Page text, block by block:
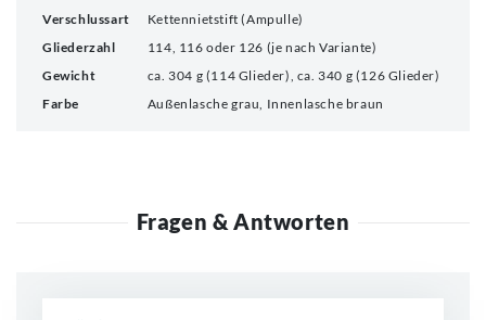
Verschlussart
Kettennietstift (Ampulle)
Gliederzahl
114, 116 oder 126 (je nach Variante)
Gewicht
ca. 304 g (114 Glieder), ca. 340 g (126 Glieder)
Farbe
Außenlasche grau, Innenlasche braun
Fragen & Antworten